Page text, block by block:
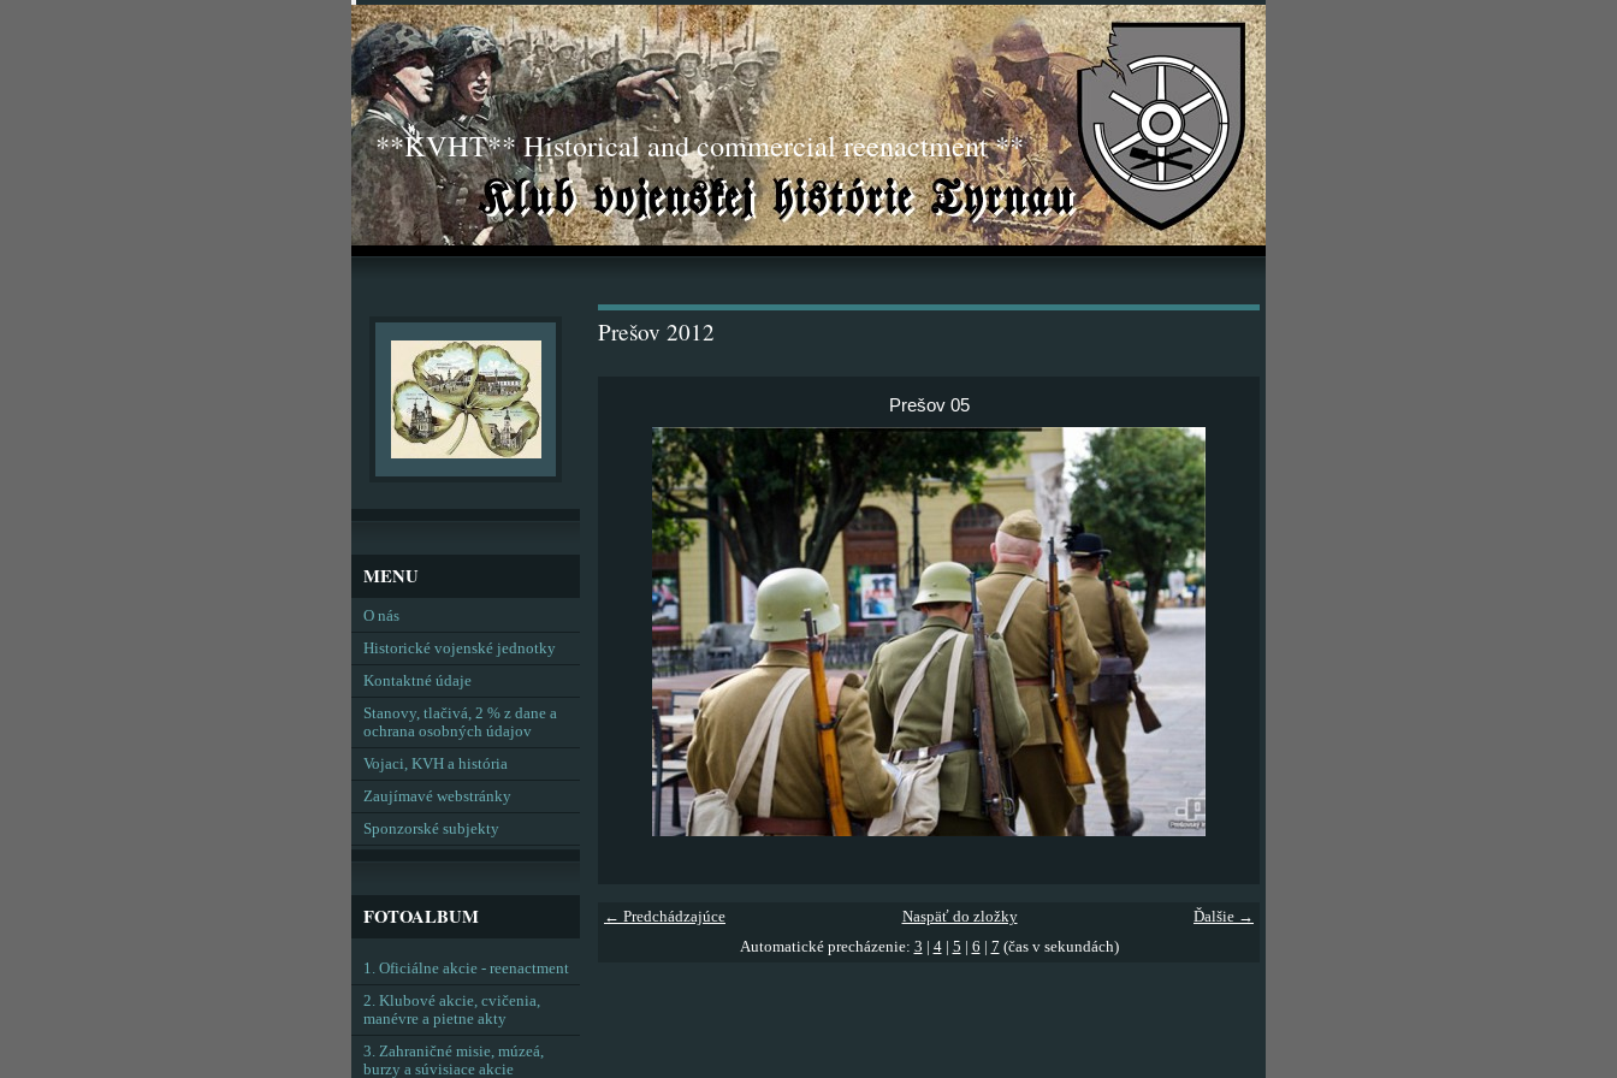
**KVHT** Historical and commercial reenactment **
Prešov 2012
Prešov 05
← Predchádzajúce Ďalšie →
Naspäť do zložky
Automatické precházenie: 3 4| 5 6 7 (čas v sekundách)
MENU
O nás
Historické vojenské jednotky
Kontaktné údaje
Stanovy, tlačivá, 2 % z dane a
ochrana osobných údajov
Vojaci, KVH a história
Zaujímavé webstránky
Sponzorské subjekty
FOTOALBUM
1. Oficiálne akcie - reenactment
2. Klubové akcie, cvičenia,
manévre a pietne akty
3. Zahraničné misie, múzeá,
burzy a súvisiace akcie